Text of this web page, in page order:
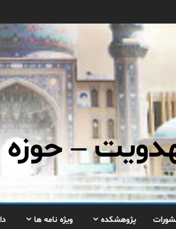
– حوزه
پژوهشکده ویژه نامه ها